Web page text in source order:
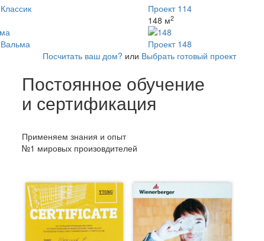
Проект 114
148 м2
Проект 148
Посчитать ваш дом? или Выбрать готовый проект
Постоянное обучение
и сертификация
Применяем знания и опыт
№1 мировых произовдителей